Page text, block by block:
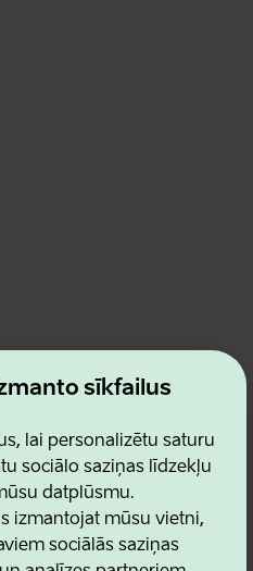
sīkfailus
lai personalizētu saturu
sociālo saziņas līdzekļu
datplūsmu.
izmantojat mūsu vietni,
sociālās saziņas
Agency
politika